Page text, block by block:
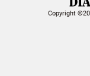
Copyright